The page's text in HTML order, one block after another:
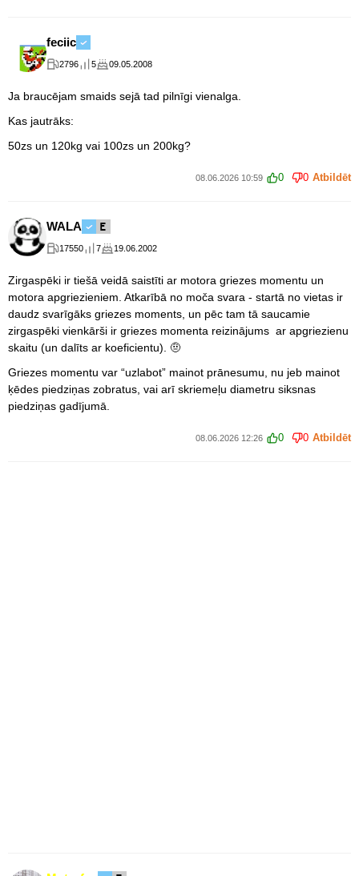
feciic
2796 5 09.05.2008
Ja braucējam smaids sejā tad pilnīgi vienalga.
Kas jautrāks:
50zs un 120kg vai 100zs un 200kg?
08.06.2026 10:59 0 0 Atbildēt
WALA
17550 7 19.06.2002
Zirgaspēki ir tiešā veidā saistīti ar motora griezes momentu un
motora apgriezieniem. Atkarībā no moča svara - startā no vietas ir
daudz svarīgāks griezes moments, un pēc tam tā saucamie
zirgaspēki vienkārši ir griezes momenta reizinājums ar apgriezienu
skaitu (un dalīts ar koeficientu). 🤨
Griezes momentu var “uzlabot” mainot prānesumu, nu jeb mainot
ķēdes piedziņas zobratus, vai arī skriemeļu diametru siksnas
piedziņas gadījumā.
08.06.2026 12:26 0 0 Atbildēt